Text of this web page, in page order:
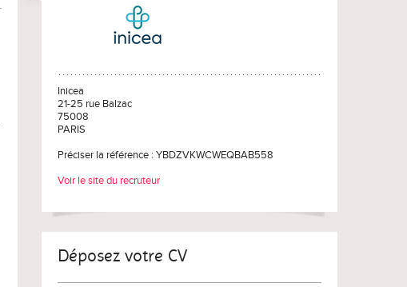
Inicea
21-25 rue Balzac
75008
PARIS
Préciser la référence : YBDZVKWCWEQBAB558
Voir le site du recruteur
Déposez votre CV